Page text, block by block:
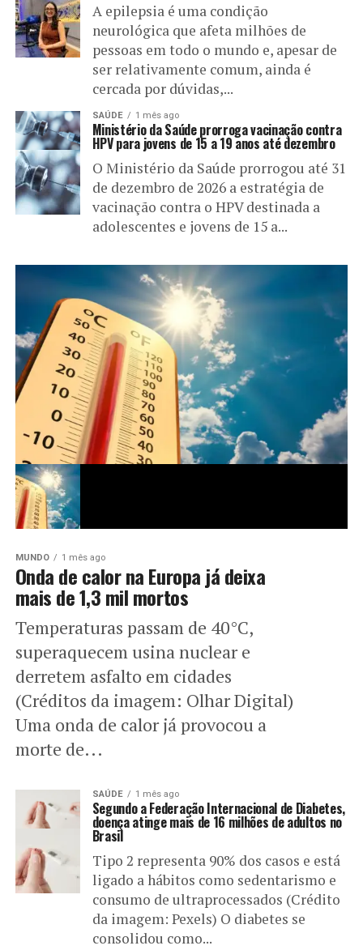
A epilepsia é uma condição
neurológica que afeta milhões de
pessoas em todo o mundo e, apesar de
ser relativamente comum, ainda é
cercada por dúvidas,...
SAÚDE 1 mês ago
Ministério da Saúde prorroga vacinação contra
HPV para jovens de 15 a 19 anos até dezembro
O Ministério da Saúde prorrogou até 31
de dezembro de 2026 a estratégia de
vacinação contra o HPV destinada a
adolescentes e jovens de 15 a...
MUNDO 1 mês ago
Onda de calor na Europa já deixa
mais de 1,3 mil mortos
Temperaturas passam de 40°C,
superaquecem usina nuclear e
derretem asfalto em cidades
(Créditos da imagem: Olhar Digital)
Uma onda de calor já provocou a
morte de...
SAÚDE 1 mês ago
Segundo a Federação Internacional de Diabetes,
doença atinge mais de 16 milhões de adultos no
Brasil
Tipo 2 representa 90% dos casos e está
ligado a hábitos como sedentarismo e
consumo de ultraprocessados (Crédito
da imagem: Pexels) O diabetes se
consolidou como...